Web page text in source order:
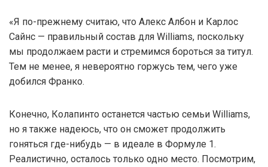
«Я по-прежнему считаю, что Алекс Албон и Карлос
Сайнс — правильный состав для Williams, поскольку
мы продолжаем расти и стремимся бороться за титул.
Тем не менее, я невероятно горжусь тем, чего уже
добился Франко.
Конечно, Колапинто останется частью семьи Williams,
но я также надеюсь, что он сможет продолжить
гоняться где-нибудь — в идеале в Формуле 1.
Реалистично, осталось только одно место. Посмотрим,